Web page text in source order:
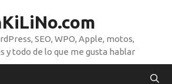
SEO, WPO, Apple, motos,
y todo de lo que me gusta hablar